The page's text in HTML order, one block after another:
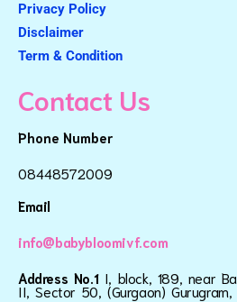
Privacy Policy
Disclaimer
Term & Condition
Contact Us
Phone Number
08448572009
Email
info@babybloomivf.com
Address No.1 I, block, 189, near
II, Sector 50, (Gurgaon) Gurugram,